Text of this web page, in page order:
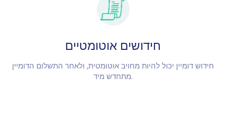
חידושים אוטומטיים
חידוש דומיין יכול להיות מחויב אוטומטית, ולאחר התשלום הדומיין
מתחדש מיד.